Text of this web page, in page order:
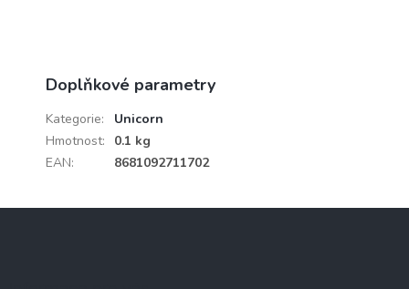
Doplňkové parametry
Kategorie:
Unicorn
Hmotnost:
0.1 kg
EAN: 8681092711702